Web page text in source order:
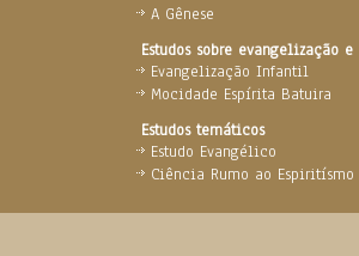
A Gênese
Estudos sobre evangelização
Evangelização Infantil
Mocidade Espírita Batuira
Estudos temáticos
Estudo Evangélico
Ciência Rumo ao Espiritísmo